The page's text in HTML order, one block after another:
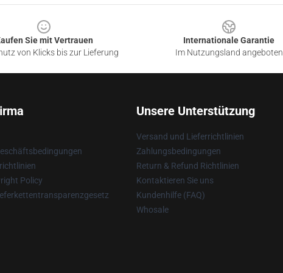
Sie mit Vertrauen
von Klicks bis zur Lieferung
Internationale Garantie
Im Nutzungsland angeboten
Policy
Unsere Unterstützung
Versand und Lieferrichtlinien
Zahlungsbedingungen
Return & Refund Richtlinien
Kontaktieren Sie uns
Kundenhilfe (FAQ)
Whosale